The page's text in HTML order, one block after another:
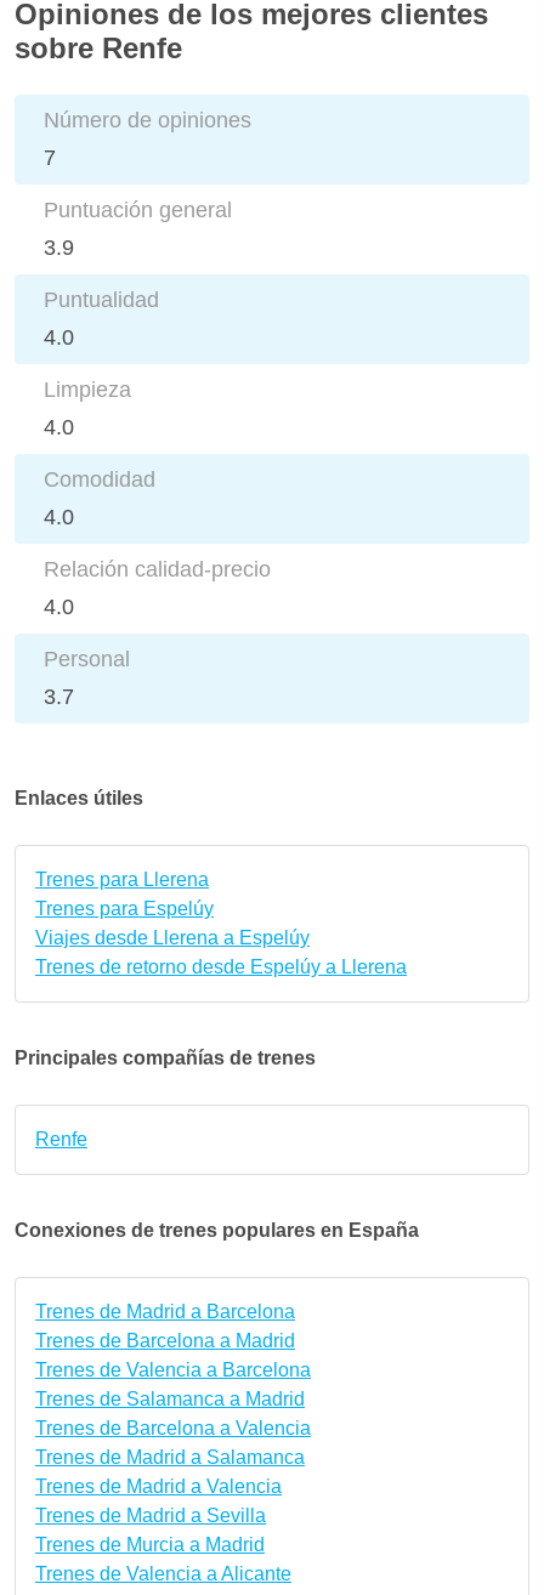
Opiniones de los mejores clientes
sobre Renfe
Número de opiniones
7
Puntuación general
3.9
Puntualidad
4.0
Limpieza
4.0
Comodidad
4.0
Relación calidad-precio
4.0
Personal
3.7
Enlaces útiles
Trenes para Llerena
Trenes para Espelúy
Viajes desde Llerena a Espelúy
Trenes de retorno desde Espelúy a Llerena
Principales compañías de trenes
Renfe
Conexiones de trenes populares en España
Trenes de Madrid a Barcelona
Trenes de Barcelona a Madrid
Trenes de Valencia a Barcelona
Trenes de Salamanca a Madrid
Trenes de Barcelona a Valencia
Trenes de Madrid a Salamanca
Trenes de Madrid a Valencia
Trenes de Madrid a Sevilla
Trenes de Murcia a Madrid
Trenes de Valencia a Alicante